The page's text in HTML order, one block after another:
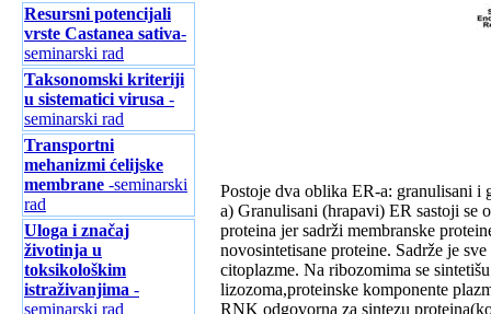
Resursni potencijali
vrste Castanea sativa-
seminarski rad
Taksonomski kriteriji
u sistematici virusa -
seminarski rad
Transportni
mehanizmi ćelijske
membrane -seminarski
rad
Uloga i značaj
životinja u
toksikološkim
istraživanjima -
seminarski rad
Postoje dva oblika ER-a: granulisani i
a) Granulisani (hrapavi) ER sastoji se
proteina jer sadrži membranske
novosintetisane proteine. Sadrže je
citoplazme. Na ribozomima se
lizozoma,proteinske komponente
RNK odgovorna za sintezu